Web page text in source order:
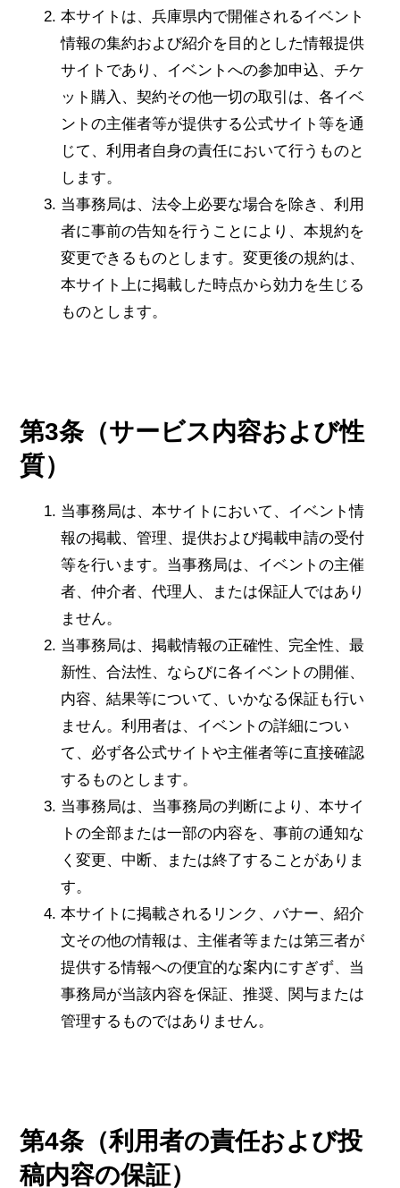
本サイトは、兵庫県内で開催されるイベント
情報の集約および紹介を目的とした情報提供
サイトであり、イベントへの参加申込、チケ
ット購入、契約その他一切の取引は、各イベ
ントの主催者等が提供する公式サイト等を通
じて、利用者自身の責任において行うものと
します。
当事務局は、法令上必要な場合を除き、利用
者に事前の告知を行うことにより、本規約を
変更できるものとします。変更後の規約は、
本サイト上に掲載した時点から効力を生じる
ものとします。
第3条（サービス内容および性
質）
当事務局は、本サイトにおいて、イベント情
報の掲載、管理、提供および掲載申請の受付
等を行います。当事務局は、イベントの主催
者、仲介者、代理人、または保証人ではあり
ません。
当事務局は、掲載情報の正確性、完全性、最
新性、合法性、ならびに各イベントの開催、
内容、結果等について、いかなる保証も行い
ません。利用者は、イベントの詳細につい
て、必ず各公式サイトや主催者等に直接確認
するものとします。
当事務局は、当事務局の判断により、本サイ
トの全部または一部の内容を、事前の通知な
く変更、中断、または終了することがありま
す。
本サイトに掲載されるリンク、バナー、紹介
文その他の情報は、主催者等または第三者が
提供する情報への便宜的な案内にすぎず、当
事務局が当該内容を保証、推奨、関与または
管理するものではありません。
第4条（利用者の責任および投
稿内容の保証）